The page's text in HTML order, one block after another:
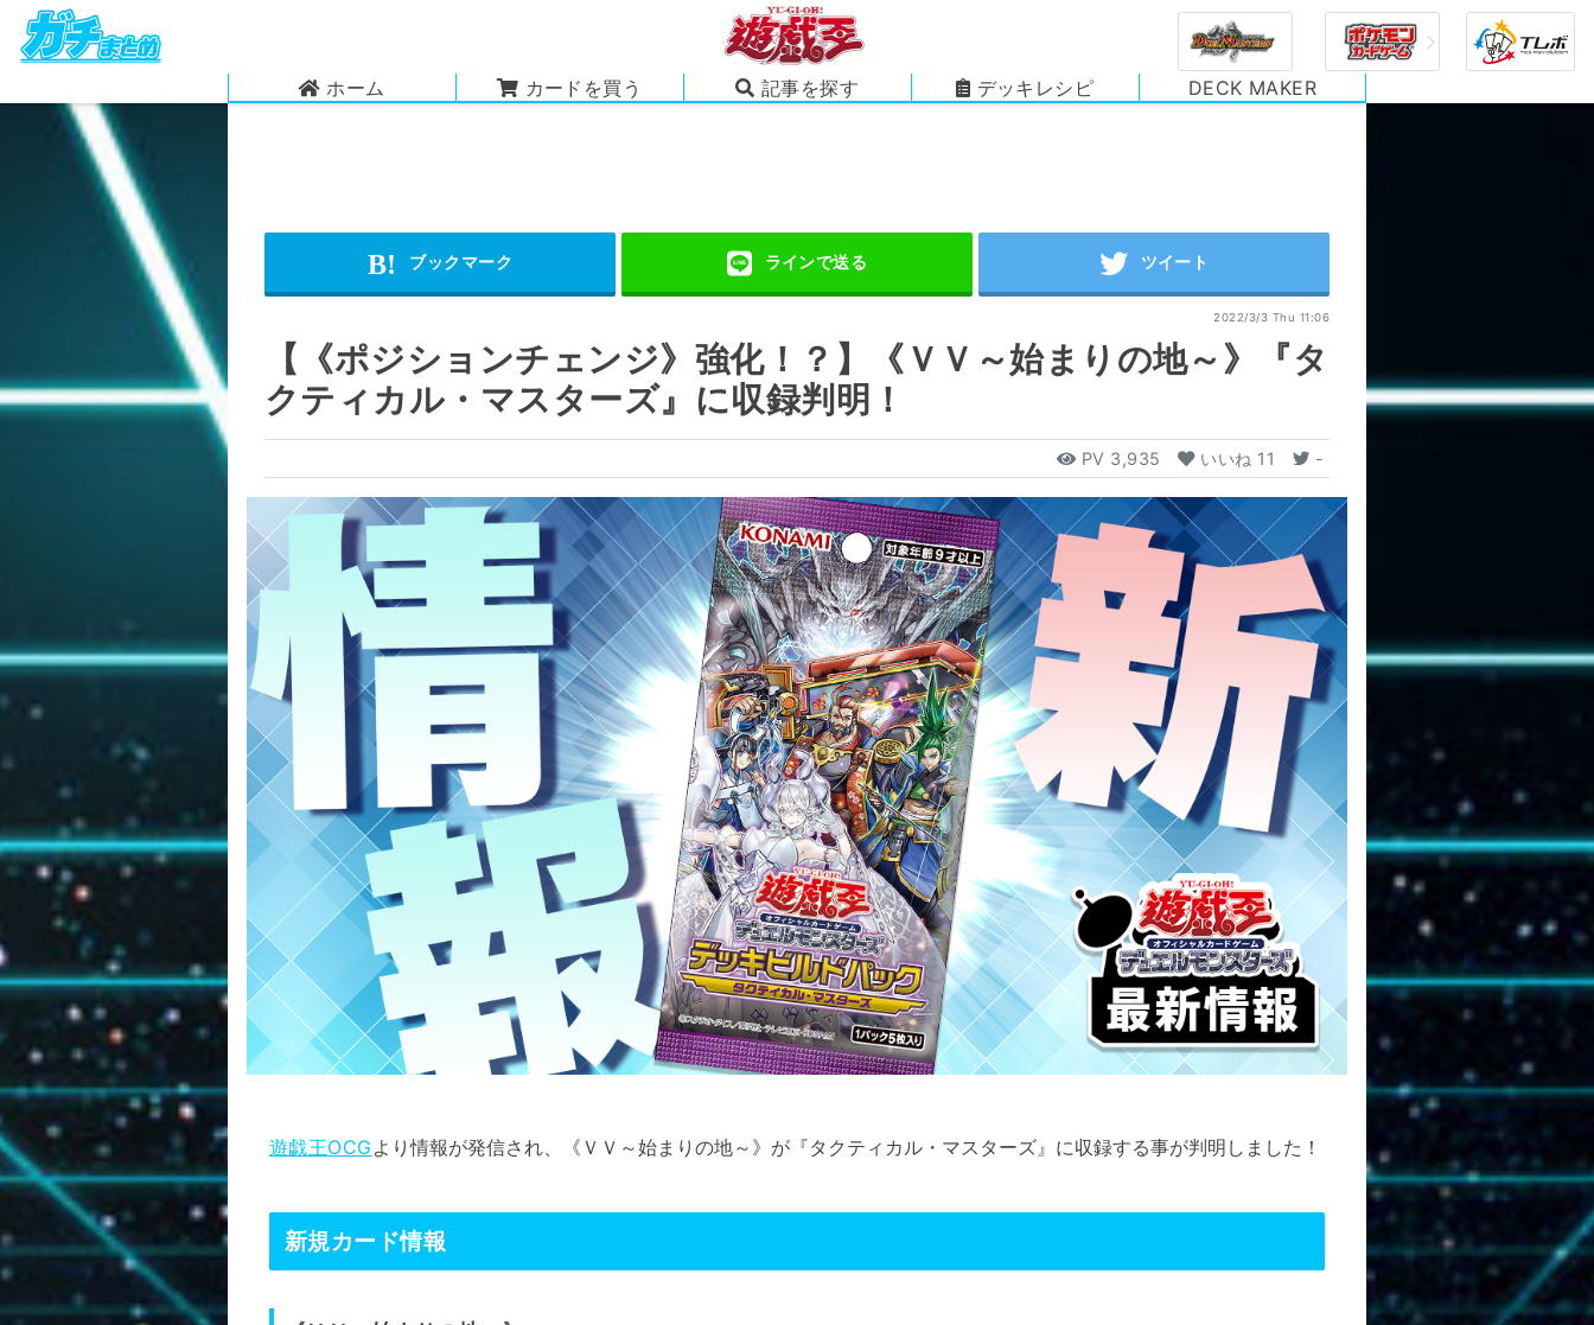
ホーム カードを買う 記事を探す デッキレシピ DECK MAKER
2022/3/3 Thu 11:06
【《ポジションチェンジ》強化！？】《ＶＶ～始まりの地～》『タ
クティカル・マスターズ』に収録判明！
PV 3,935 いいね 11 -
遊戯王OCG より情報が発信され、《ＶＶ～始まりの地～》が『タクティカル・マスターズ』に収録する事が判明しました！
新規カード情報